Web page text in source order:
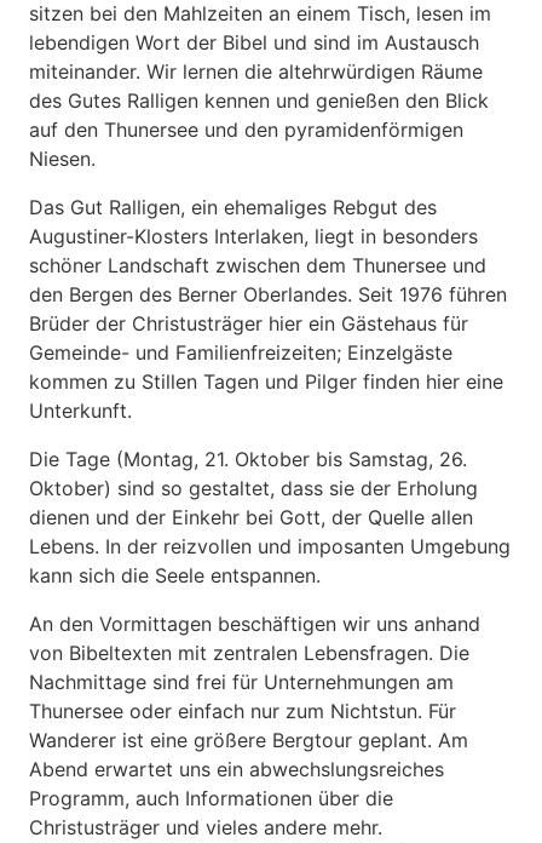
sitzen bei den Mahlzeiten an einem Tisch, lesen im
lebendigen Wort der Bibel und sind im Austausch
miteinander. Wir lernen die altehrwürdigen Räume
des Gutes Ralligen kennen und genießen den Blick
auf den Thunersee und den pyramidenförmigen
Niesen.
Das Gut Ralligen, ein ehemaliges Rebgut des
Augustiner-Klosters Interlaken, liegt in besonders
schöner Landschaft zwischen dem Thunersee und
den Bergen des Berner Oberlandes. Seit 1976 führen
Brüder der Christusträger hier ein Gästehaus für
Gemeinde- und Familienfreizeiten; Einzelgäste
kommen zu Stillen Tagen und Pilger finden hier eine
Unterkunft.
Die Tage (Montag, 21. Oktober bis Samstag, 26.
Oktober) sind so gestaltet, dass sie der Erholung
dienen und der Einkehr bei Gott, der Quelle allen
Lebens. In der reizvollen und imposanten Umgebung
kann sich die Seele entspannen.
An den Vormittagen beschäftigen wir uns anhand
von Bibeltexten mit zentralen Lebensfragen. Die
Nachmittage sind frei für Unternehmungen am
Thunersee oder einfach nur zum Nichtstun. Für
Wanderer ist eine größere Bergtour geplant. Am
Abend erwartet uns ein abwechslungsreiches
Programm, auch Informationen über die
Christusträger und vieles andere mehr.